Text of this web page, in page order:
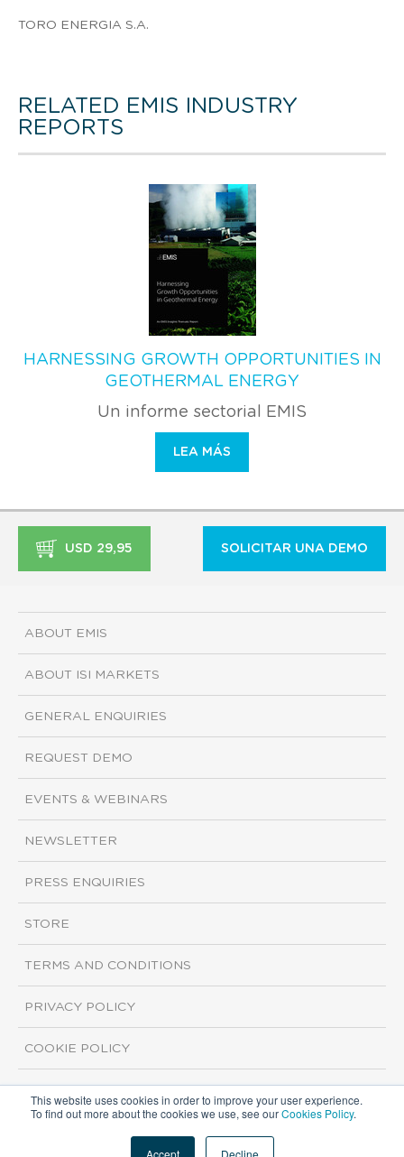
This website uses cookies in order to improve your user experience.
To find out more about the cookies we use, see ourCookies Policy.
Accept Decline
TORO ENERGIA S.A.
RELATED EMIS INDUSTRY
REPORTS
HARNESSING GROWTH OPPORTUNITIES IN
GEOTHERMAL ENERGY
Un informe sectorial EMIS
LEA MÁS
USD 29,95 SOLICITAR UNA DEMO
ABOUT EMIS
ABOUT ISI MARKETS
GENERAL ENQUIRIES
REQUEST DEMO
EVENTS & WEBINARS
NEWSLETTER
PRESS ENQUIRIES
STORE
TERMS AND CONDITIONS
PRIVACY POLICY
COOKIE POLICY
Copyright ©2026 ISI Markets. All rights reserved.